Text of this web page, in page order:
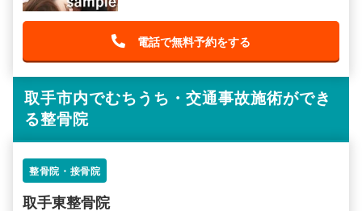
電話で無料予約をする
取手市内でむちうち・交通事故施術ができ
る整骨院
整骨院・接骨院
取手東整骨院